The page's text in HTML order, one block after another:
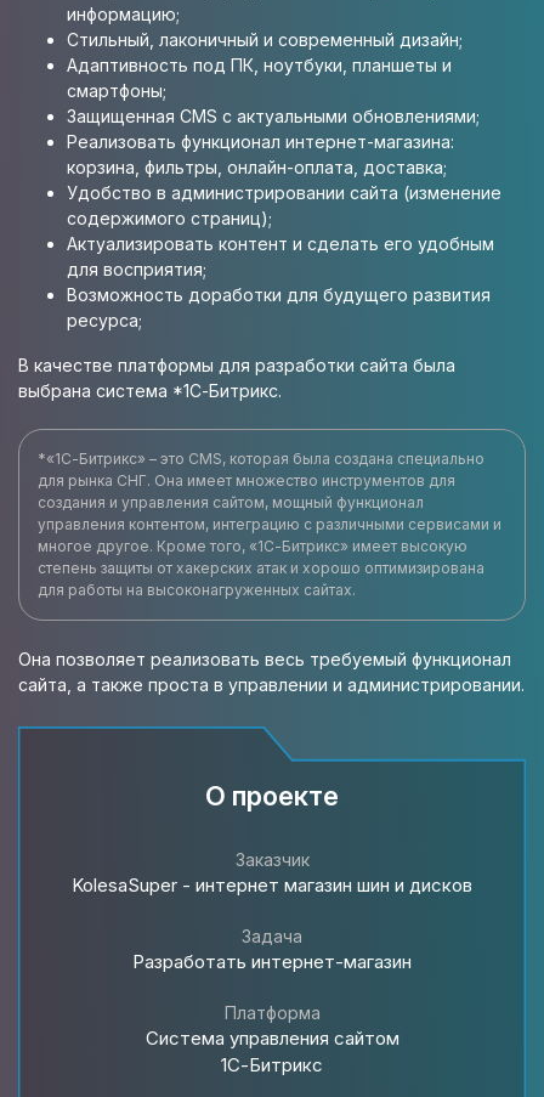
информацию;
Стильный, лаконичный и современный дизайн;
Адаптивность под ПК, ноутбуки, планшеты и
смартфоны;
Защищенная CMS с актуальными обновлениями;
Реализовать функционал интернет-магазина:
корзина, фильтры, онлайн-оплата, доставка;
Удобство в администрировании сайта (изменение
содержимого страниц);
Актуализировать контент и сделать его удобным
для восприятия;
Возможность доработки для будущего развития
ресурса;
В качестве платформы для разработки сайта была
выбрана система *1С-Битрикс.
*«1С-Битрикс» – это CMS, которая была создана специально
для рынка СНГ. Она имеет множество инструментов для
создания и управления сайтом, мощный функционал
управления контентом, интеграцию с различными сервисами и
многое другое. Кроме того, «1С-Битрикс» имеет высокую
степень защиты от хакерских атак и хорошо оптимизирована
для работы на высоконагруженных сайтах.
Она позволяет реализовать весь требуемый функционал
сайта, а также проста в управлении и администрировании.
О проекте
Заказчик
KolesaSuper - интернет магазин шин и дисков
Задача
Разработать интернет-магазин
Платформа
Система управления сайтом
1С-Битрикс